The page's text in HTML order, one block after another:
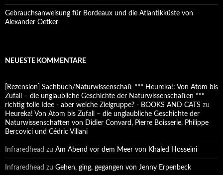
Gebrauchsanweisung für Bordeaux und die Atlantikküste von
Alexander Oetker
NEUESTE KOMMENTARE
[Rezension] Sachbuch/Naturwissenschaft *** Heureka!: Von Atom bis
Zufall – die unglaubliche Geschichte der Naturwissenschaften ***
richtig tolle Idee - aber welche Zielgruppe? - BOOKS AND CATS zu
Heureka! Von Atom bis Zufall – die unglaubliche Geschichte der
Naturwissenschaften von Didier Convard, Pierre Boisserie, Philippe
Bercovici und Cédric Villani
Infraredhead zu Am Abend vor dem Meer von Khaled Hosseini
Infraredhead zu Gehen, ging, gegangen von Jenny Erpenbeck